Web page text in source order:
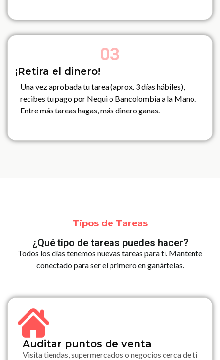
03
¡Retira el dinero!
Una vez aprobada tu tarea (aprox. 3 días hábiles),
recibes tu pago por Nequi o Bancolombia a la Mano.
Entre más tareas hagas, más dinero ganas.
Tipos de Tareas
¿Qué tipo de tareas puedes hacer?
Todos los días tenemos nuevas tareas para ti. Mantente
conectado para ser el primero en ganártelas.
Auditar puntos de venta
Visita tiendas, supermercados o negocios cerca de ti